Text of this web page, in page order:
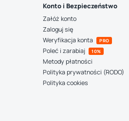
Konto i Bezpieczeństwo
Załóż konto
Zaloguj się
Weryfikacja konta
PRO
Poleć i zarabiaj 10%
Metody płatności
Polityka prywatności (RODO)
Polityka cookies